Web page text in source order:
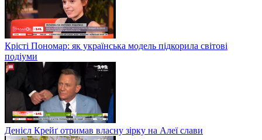
Крісті Пономар: як українська модель підкорила світові
подіуми
Денієл Крейґ отримав власну зірку на Алеї слави